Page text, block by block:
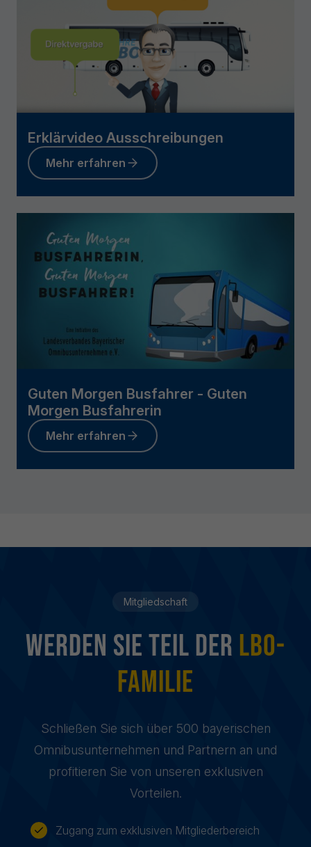
Erklärvideo Ausschreibungen
Mehr erfahren
Guten Morgen Busfahrer - Guten
Morgen Busfahrerin
Mehr erfahren
Mitgliedschaft
Werden sie Teil der LBO-
Familie
Schließen Sie sich über 500 bayerischen
Omnibusunternehmen und Partnern an und
profitieren Sie von unseren exklusiven
Vorteilen.
Zugang zum exklusiven Mitgliederbereich